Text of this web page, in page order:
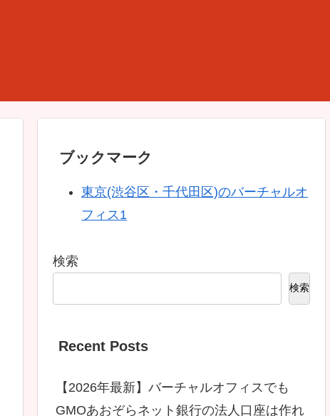
ブックマーク
東京(渋谷区・千代田区)のバーチャルオ
フィス1
検索
検索
Recent Posts
【2026年最新】バーチャルオフィスでも
GMOあおぞらネット銀行の法人口座は作れ